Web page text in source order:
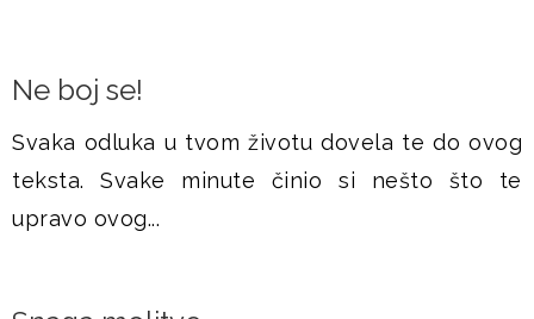
Ne boj se!
Svaka odluka u tvom životu dovela te do ovog
teksta. Svake minute činio si nešto što te
upravo ovog...